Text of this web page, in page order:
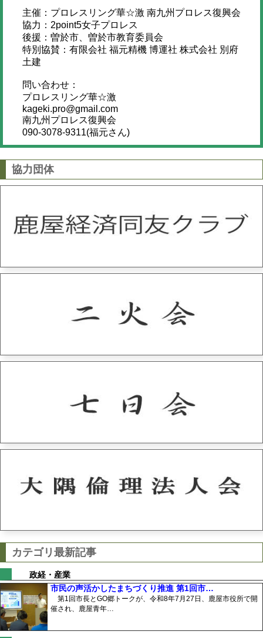
主催：プロレスリング華☆激 南九州プロレス復興会
協力：2point5女子プロレス
後援：曽於市、曽於市教育委員会
特別協賛：有限会社 福元精機 博運社 株式会社 別府
土建
問い合わせ：
プロレスリング華☆激
kageki.pro@gmail.com
南九州プロレス復興会
090-3078-9311(福元さん)
協力団体
カテゴリ最新記事
政経・産業
市民の声活かしたまちづくり推進 第1回市…
第1回市長とGO郷トークが、令和8年7月27日、鹿屋市役所で開
催され、鹿屋青年…